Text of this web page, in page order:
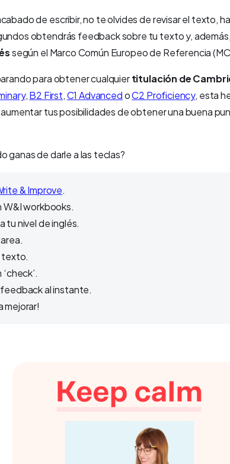
de escribir, no te olvides de revisar el texto,
obtendrás feedback sobre tu texto y,
según el Marco Común Europeo de Referencia
para obtener cualquiertitulación de
,B2 First,C1 AdvancedoC2 Proficiency, esta
tus posibilidades de obtener una buena
ganas de darle a las teclas?
& Improve.
W&I workbooks.
tu nivel de inglés.
texto.
al instante.
mejorar!